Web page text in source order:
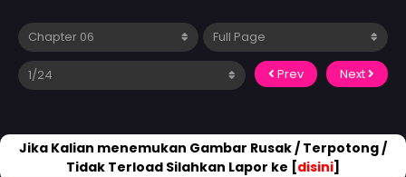
Prev Next
Jika Kalian menemukan Gambar Rusak / Terpotong /
Tidak Terload Silahkan Lapor ke [disini]